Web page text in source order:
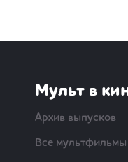
Мульт в
Архив выпусков
Все мультфильмы